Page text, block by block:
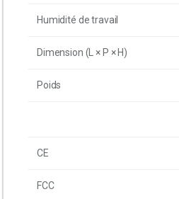
Humidité de travail
Dimension (L × P × H)
Poids
CE
FCC